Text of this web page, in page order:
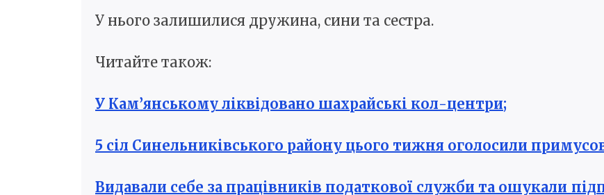
У нього залишилися дружина, сини та сестра.
Читайте також:
У Кам’янському ліквідовано шахрайські кол-центри;
5 сіл Синельниківського району цього тижня оголосили
Видавали себе за працівників податкової служби та ошукали